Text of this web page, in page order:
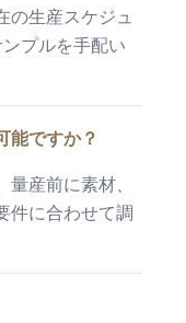
の生産スケジュ
プルを手配い
能ですか？
産前に素材、
件に合わせて調